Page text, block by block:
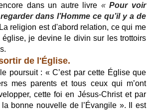
dans un autre livre «Pour voir
dans l’Homme ce qu’il y a de
La religion est d'abord relation, ce qui me
je devine le divin sur les trottoirs
de l'Église.
poursuit : « C’est par cette Église que
mes parents et tous ceux qui m’ont
cette foi en Jésus-Christ et par
bonne nouvelle de l’Évangile ». Il est